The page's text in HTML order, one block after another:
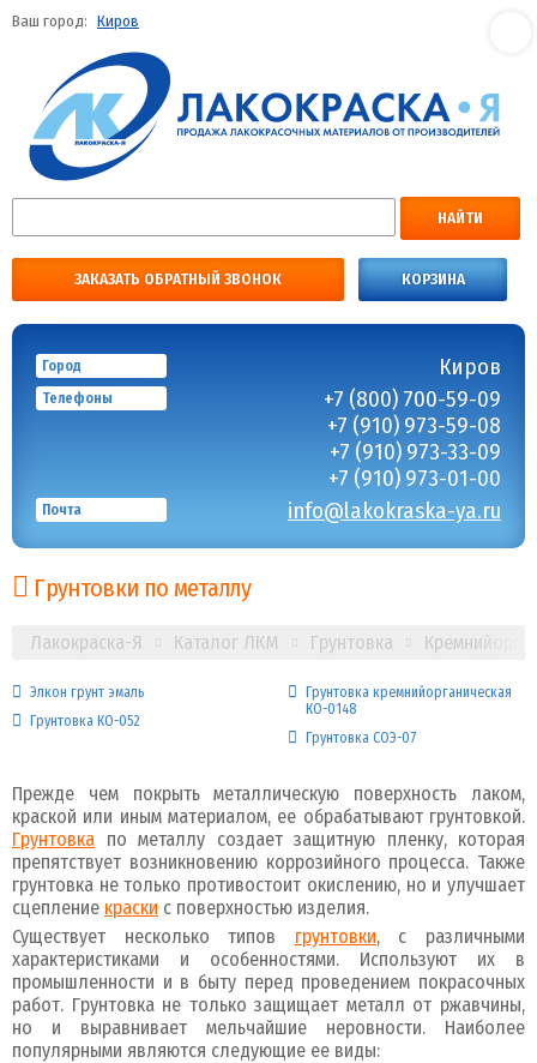
Ваш город: Киров
НАЙТИ
ЗАКАЗАТЬ ОБРАТНЫЙ ЗВОНОК КОРЗИНА
Город Киров
Телефоны
+7 (800) 700-59-09
+7 (910) 973-59-08
+7 (910) 973-33-09
+7 (910) 973-01-00
Почта info@lakokraska-ya.ru
Грунтовки по металлу
Лакокраска-Я Каталог ЛКМ Грунтовка
Элкон грунт эмаль
Грунтовка КО-052
Грунтовка кремнийорганическая
КО-0148
Грунтовка СОЭ-07
Прежде чем покрыть металлическую поверхность лаком,
краской или иным материалом, ее обрабатывают грунтовкой.
Грунтовка по металлу создает защитную пленку, которая
препятствует возникновению коррозийного процесса. Также
грунтовка не только противостоит окислению, но и улучшает
сцепление краски с поверхностью изделия.
Существует несколько типов грунтовки, с различными
характеристиками и особенностями. Используют их в
промышленности и в быту перед проведением покрасочных
работ. Грунтовка не только защищает металл от ржавчины,
но и выравнивает мельчайшие неровности. Наиболее
популярными являются следующие ее виды: